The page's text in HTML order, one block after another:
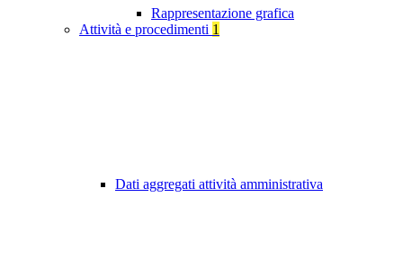
Rappresentazione grafica
Attività e procedimenti 1
Dati aggregati attività amministrativa